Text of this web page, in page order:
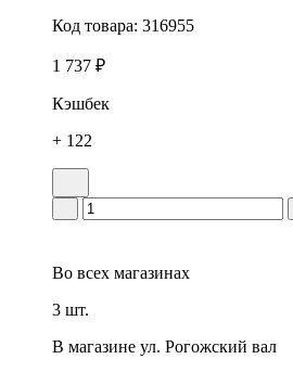
Код товара: 316955
1 737 ₽
Кэшбек
+ 122
Во всех магазинах
3 шт.
В магазине ул. Рогожский вал